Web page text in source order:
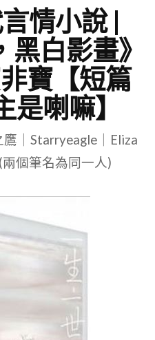
情小說 |
黑白影畫》
寶【短篇
喇嘛】
鷹｜Starryeagle｜Eliza
個筆名為同一人)